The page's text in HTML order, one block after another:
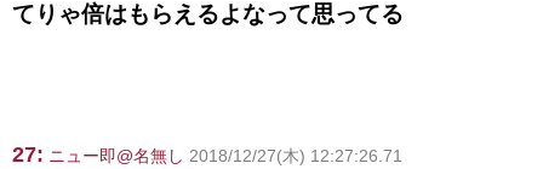
てりゃ倍はもらえるよなって思ってる
27: ニュー即@名無し 2018/12/27(木) 12:27:26.71